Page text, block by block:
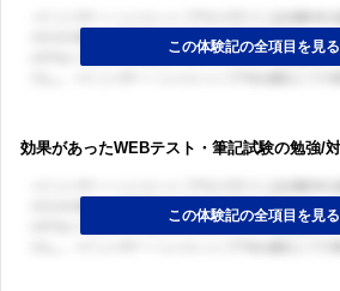
効果があったWEBテスト・筆記試験の勉強/